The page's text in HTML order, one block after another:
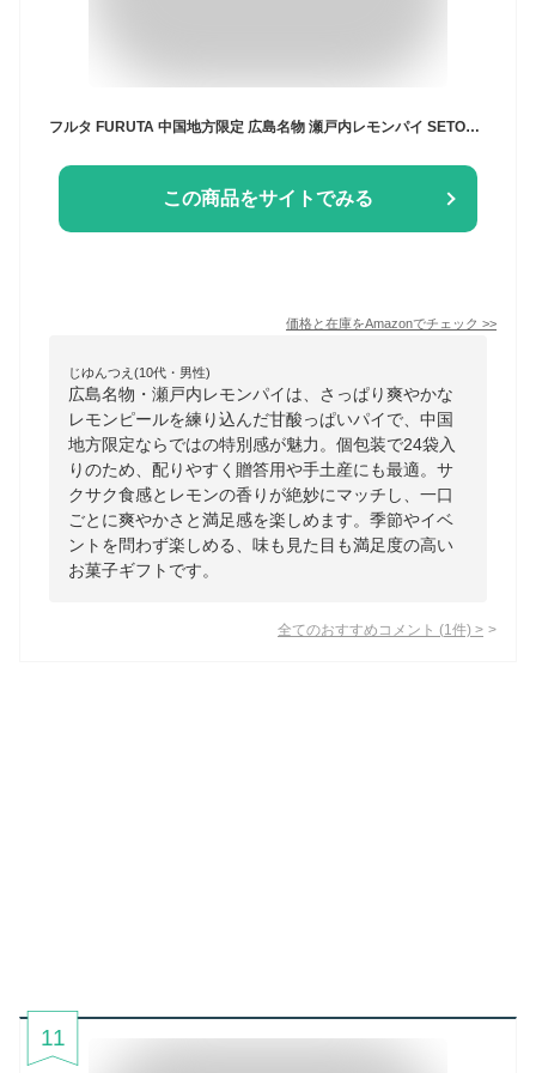
フルタ FURUTA 中国地方限定 広島名物 瀬戸内レモンパイ SETOUCHI LEMON PIE レモンピール入り 24袋入り パイ
この商品をサイトでみる
価格と在庫をAmazonでチェック >>
じゆんつえ(10代・男性)
広島名物・瀬戸内レモンパイは、さっぱり爽やかな
レモンピールを練り込んだ甘酸っぱいパイで、中国
地方限定ならではの特別感が魅力。個包装で24袋入
りのため、配りやすく贈答用や手土産にも最適。サ
クサク食感とレモンの香りが絶妙にマッチし、一口
ごとに爽やかさと満足感を楽しめます。季節やイベ
ントを問わず楽しめる、味も見た目も満足度の高い
お菓子ギフトです。
全てのおすすめコメント (1 件) >
11